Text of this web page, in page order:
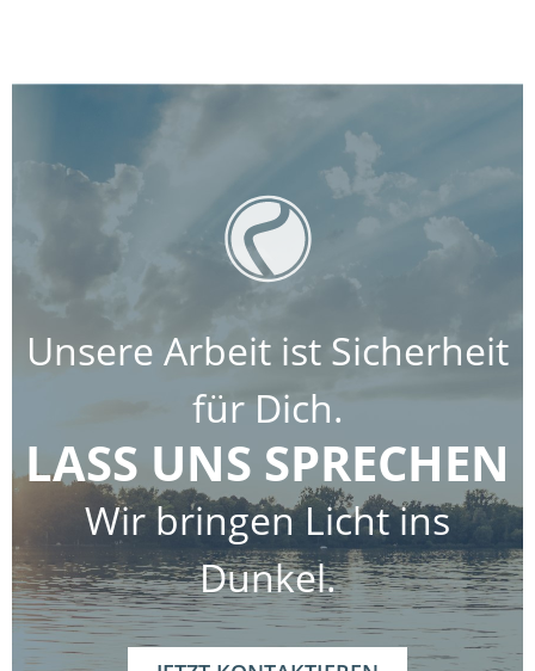
Unsere Arbeit ist Sicherheit
für Dich.
LASS UNS SPRECHEN
Wir bringen Licht ins
Dunkel.